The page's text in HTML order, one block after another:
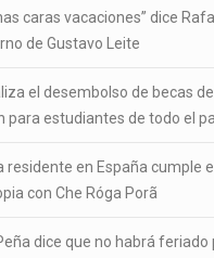
caras vacaciones” dice
de Gustavo Leite
el desembolso de becas de
para estudiantes de todo el
residente en España cumple
con Che Róga Porã
dice que no habrá feriado